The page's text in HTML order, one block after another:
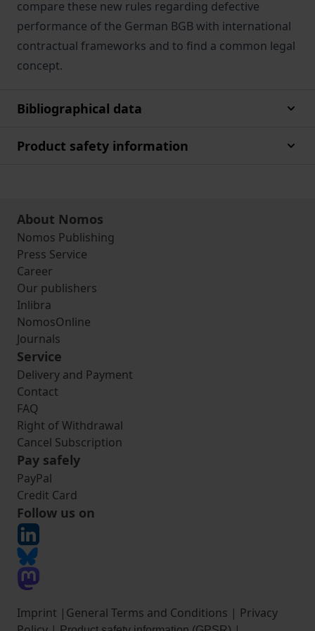
compare these new rules regarding defective
performance of the German BGB with international
contractual frameworks and to find a common legal
concept.
Bibliographical data
Product safety information
About Nomos
Nomos Publishing
Press Service
Career
Our publishers
Inlibra
NomosOnline
Journals
Service
Delivery and Payment
Contact
FAQ
Right of Withdrawal
Cancel Subscription
Pay safely
PayPal
Credit Card
Follow us on
Imprint | General Terms and Conditions | Privacy